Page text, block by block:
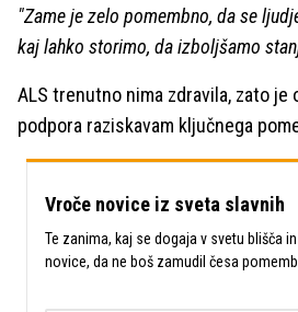
"Zame je zelo pomembno, da se
kaj lahko storimo, da izboljšamo
ALS trenutno nima zdravila, zato je
podpora raziskavam ključnega
Vroče novice iz sveta slavnih
Te zanima, kaj se dogaja v svetu blišča
novice, da ne boš zamudil česa